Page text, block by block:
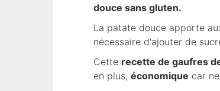
douce sans gluten.
La patate douce apporte
nécessaire d'ajouter de
Cette recette de gaufres
en plus, économique car